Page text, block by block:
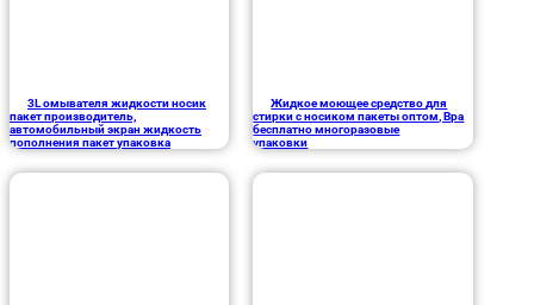
3L омывателя жидкости носик
пакет производитель,
автомобильный экран жидкость
пополнения пакет упаковка
Жидкое моющее средство для
стирки с носиком пакеты оптом, Bpa
бесплатно многоразовые
упаковки